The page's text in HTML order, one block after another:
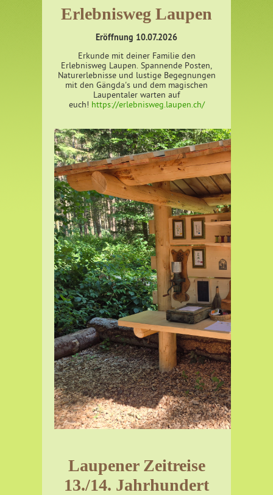
Erlebnisweg Laupen
Eröffnung 10.07.2026
Erkunde mit deiner Familie den
Erlebnisweg Laupen. Spannende Posten,
Naturerlebnisse und lustige Begegnungen
mit den Gängda's und dem magischen
Laupentaler warten auf
euch! https://erlebnisweg.laupen.ch/
Laupener Zeitreise
13./14. Jahrhundert